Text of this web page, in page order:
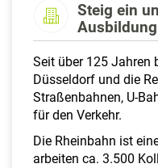
Steig ein
Seit über 125 Jahren
Düsseldorf und die
Straßenbahnen, U-
für den Verkehr.
Die Rheinbahn ist
arbeiten ca. 3.500